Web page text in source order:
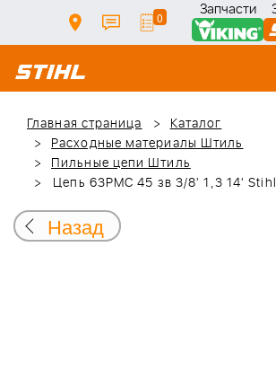
0 Запчасти
Главная страница
Каталог
Расходные материалы Штиль
Пильные цепи Штиль
Цепь 63PMC 45 зв 3/8' 1,3 14' Stihl
Назад